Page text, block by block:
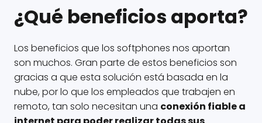
¿Qué beneficios aporta?
Los beneficios que los softphones nos aportan
son muchos. Gran parte de estos beneficios son
gracias a que esta solución está basada en la
nube, por lo que los empleados que trabajen en
remoto, tan solo necesitan una conexión fiable a